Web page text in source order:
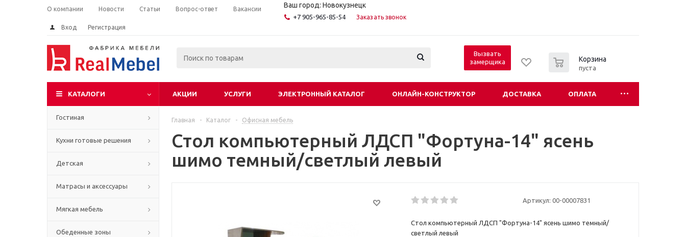
О компании Новости Статьи Вопрос-ответ Вакансии Ваш город: Новокузнецк
+7 905-965-85-54
Заказать звонок
Вход
Регистрация
Вызвать
замерщика
Корзина
пуста
КАТАЛОГИ АКЦИИ УСЛУГИ ЭЛЕКТРОННЫЙ КАТАЛОГ ОНЛАЙН-КОНСТРУКТОР ДОСТАВКА ОПЛАТА
Гостиная
Кухни готовые решения
Детская
Матрасы и аксессуары
Мягкая мебель
Обеденные зоны
Главная - Каталог - Офисная мебель
Стол компьютерный ЛДСП "Фортуна-14" ясень
шимо темный/светлый левый
Артикул: 00-00007831
Стол компьютерный ЛДСП "Фортуна-14" ясень шимо темный/
светлый левый